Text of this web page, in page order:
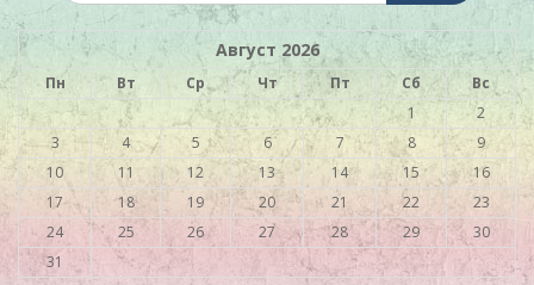
Август 2026
Пн Вт Ср Чт Пт Сб
Вс
1
2
3
4 5 6 7 8
9
10
11 12 13 14 15
16
17
18 19 20 21 22
23
24
25 26 27 28 29
30
31